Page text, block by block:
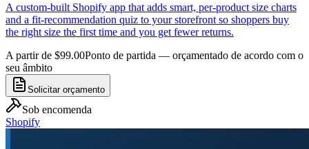
A custom-built Shopify app that adds smart, per-product size charts
and a fit-recommendation quiz to your storefront so shoppers buy
the right size the first time and you get fewer returns.
A partir de $99.00Ponto de partida — orçamentado de acordo com o
seu âmbito
Solicitar orçamento
Sob encomenda
Shopify